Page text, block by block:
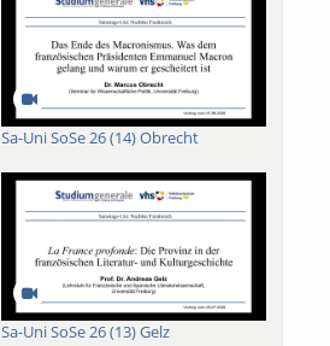
Sa-Uni SoSe 26 (14) Obrecht
Sa-Uni SoSe 26 (13) Gelz